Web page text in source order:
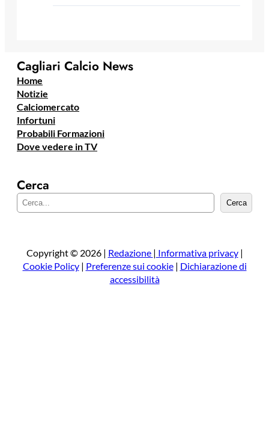
Cagliari Calcio News
Home
Notizie
Calciomercato
Infortuni
Probabili Formazioni
Dove vedere in TV
Cerca
e
a
Cerca
Copyright © 2026 | Redazione | Informativa privacy|
Cookie Policy| Preferenze sui cookie| Dichiarazione di
accessibilità